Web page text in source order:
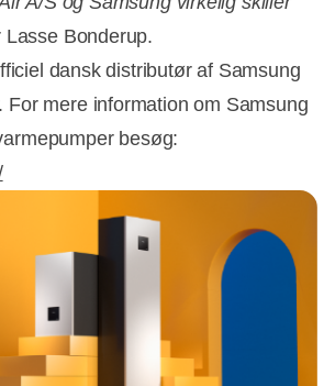
Bonderup.
dansk distributør af Samsung
For mere information om Samsung
besøg: